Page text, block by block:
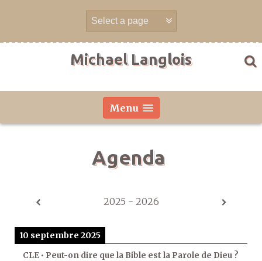
Michael Langlois
Menu
Agenda
2025 - 2026
10 septembre 2025
CLE • Peut-on dire que la Bible est la Parole de Dieu ?